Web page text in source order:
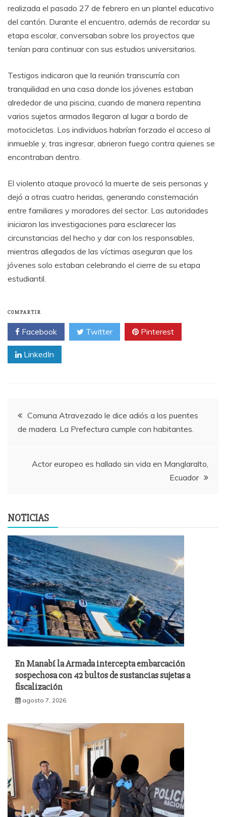
realizada el pasado 27 de febrero en un plantel educativo
del cantón. Durante el encuentro, además de recordar su
etapa escolar, conversaban sobre los proyectos que
tenían para continuar con sus estudios universitarios.
Testigos indicaron que la reunión transcurría con
tranquilidad en una casa donde los jóvenes estaban
alrededor de una piscina, cuando de manera repentina
varios sujetos armados llegaron al lugar a bordo de
motocicletas. Los individuos habrían forzado el acceso al
inmueble y, tras ingresar, abrieron fuego contra quienes se
encontraban dentro.
El violento ataque provocó la muerte de seis personas y
dejó a otras cuatro heridas, generando consternación
entre familiares y moradores del sector. Las autoridades
iniciaron las investigaciones para esclarecer las
circunstancias del hecho y dar con los responsables,
mientras allegados de las víctimas aseguran que los
jóvenes solo estaban celebrando el cierre de su etapa
estudiantil.
COMPARTIR
Facebook Twitter Pinterest
LinkedIn
Navegación
de
entradas
Comuna Atravezado le dice adiós a los puentes
de madera. La Prefectura cumple con habitantes.
Actor europeo es hallado sin vida en Manglaralto,
Ecuador
NOTICIAS
En Manabí la Armada intercepta embarcación
sospechosa con 42 bultos de sustancias sujetas a
fiscalización
agosto 7, 2026